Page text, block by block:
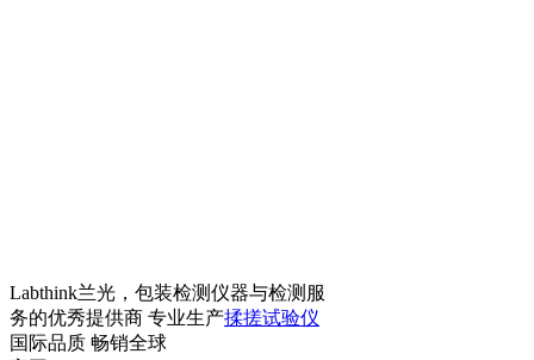
Labthink兰光，包装检测仪器与检测服
务的优秀提供商 专业生产揉搓试验仪
国际品质 畅销全球